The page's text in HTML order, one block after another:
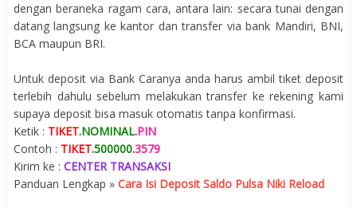
dengan beraneka ragam cara, antara lain: secara tunai dengan
datang langsung ke kantor dan transfer via bank Mandiri, BNI,
BCA maupun BRI.
Untuk deposit via Bank Caranya anda harus ambil tiket deposit
terlebih dahulu sebelum melakukan transfer ke rekening kami
supaya deposit bisa masuk otomatis tanpa konfirmasi.
Ketik : TIKET.NOMINAL.PIN
Contoh : TIKET.500000.3579
Kirim ke : CENTER TRANSAKSI
Panduan Lengkap » Cara Isi Deposit Saldo Pulsa Niki Reload